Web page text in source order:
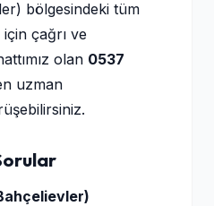
bölgesindeki tüm
çağrı ve
olan 0537
uzman